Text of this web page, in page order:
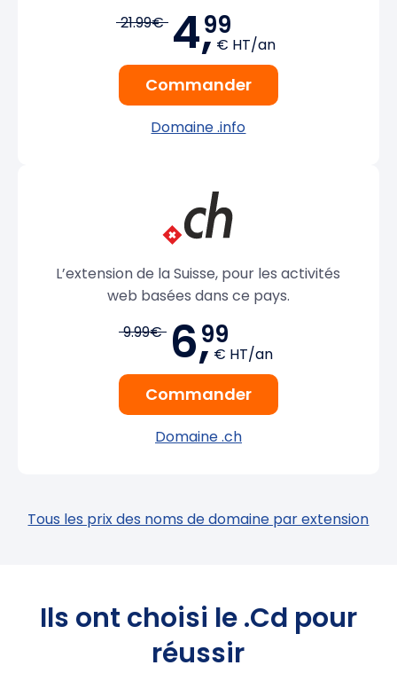
21.99€ 4,99
€ HT/an
Commander
Domaine .info
L’extension de la Suisse, pour les activités
web basées dans ce pays.
9.99€ 6,99
€ HT/an
Commander
Domaine .ch
Tous les prix des noms de domaine par extension
Ils ont choisi le .Cd pour
réussir